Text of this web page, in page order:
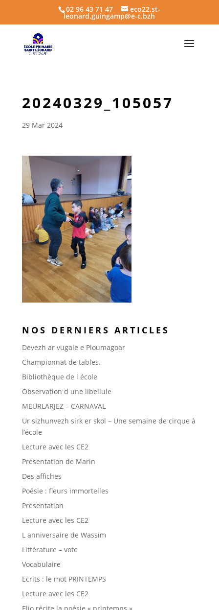
02 96 43 71 47 eco22.st-
leonard.guingamp@e-c.bzh
20240329_105057
29 Mar 2024
NOS DERNIERS ARTICLES
Devezh ar vugale e Ploumagoar
Championnat de tables.
Bibliothèque de l école
Observation d une libellule
MEURLARJEZ – CARNAVAL
Ur sizhunvezh sirk er skol – Une semaine de cirque à
l’école
Lecture avec les CE2
Présentation de Marin
Des affiches
Poésie : fleurs immortelles
Présentation
Lecture avec les CE2
L anniversaire de Wassim
Littérature – vote
Vocabulaire
Ecrits : le mot PRINTEMPS
Lecture avec les CE2